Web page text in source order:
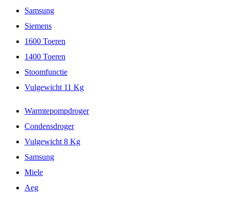
Samsung
Siemens
1600 Toeren
1400 Toeren
Stoomfunctie
Vulgewicht 11 Kg
Warmtepompdroger
Condensdroger
Vulgewicht 8 Kg
Samsung
Miele
Aeg